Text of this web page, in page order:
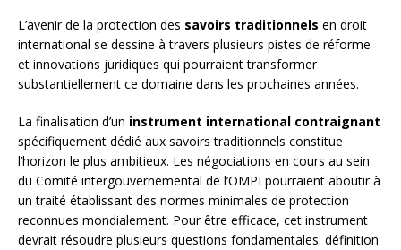
L’avenir de la protection des savoirs traditionnels en droit
international se dessine à travers plusieurs pistes de réforme
et innovations juridiques qui pourraient transformer
substantiellement ce domaine dans les prochaines années.
La finalisation d’un instrument international contraignant
spécifiquement dédié aux savoirs traditionnels constitue
l’horizon le plus ambitieux. Les négociations en cours au sein
du Comité intergouvernemental de l’OMPI pourraient aboutir à
un traité établissant des normes minimales de protection
reconnues mondialement. Pour être efficace, cet instrument
devrait résoudre plusieurs questions fondamentales: définition